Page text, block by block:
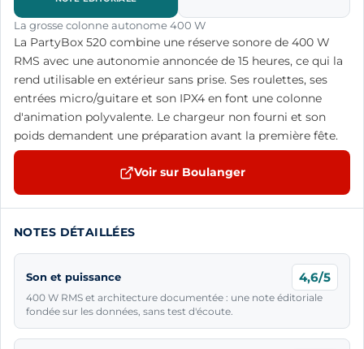
La grosse colonne autonome 400 W
La PartyBox 520 combine une réserve sonore de 400 W
RMS avec une autonomie annoncée de 15 heures, ce qui la
rend utilisable en extérieur sans prise. Ses roulettes, ses
entrées micro/guitare et son IPX4 en font une colonne
d'animation polyvalente. Le chargeur non fourni et son
poids demandent une préparation avant la première fête.
Voir sur Boulanger
NOTES DÉTAILLÉES
Son et puissance 4,6/5
400 W RMS et architecture documentée : une note éditoriale
fondée sur les données, sans test d'écoute.